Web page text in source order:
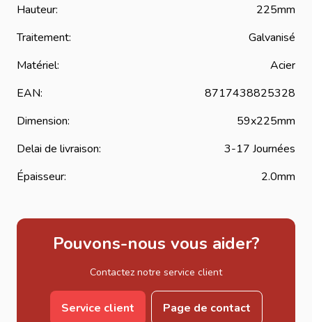
Hauteur:
225mm
Traitement:
Galvanisé
Matériel:
Acier
EAN:
8717438825328
Dimension:
59x225mm
Delai de livraison:
3-17 Journées
Épaisseur:
2.0mm
Pouvons-nous vous aider?
Contactez notre service client
Service client Page de contact